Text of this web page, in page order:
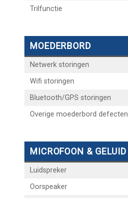
Trilfunctie
MOEDERBORD
Netwerk storingen
Wifi storingen
Bluetooth/GPS storingen
Overige moederbord defecten
MICROFOON & GELUID
Luidspreker
Oorspeaker